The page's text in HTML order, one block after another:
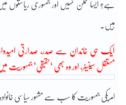
ہے؟ ایسا ممکن نہیں اور جمہوری ریاستوں
ہیں۔
مستقل سینیٹر، اور وہ بھی ‘حقیقی’ جمہوریت
امریکی جمہوریت کا سب سے مشہور سیاسی